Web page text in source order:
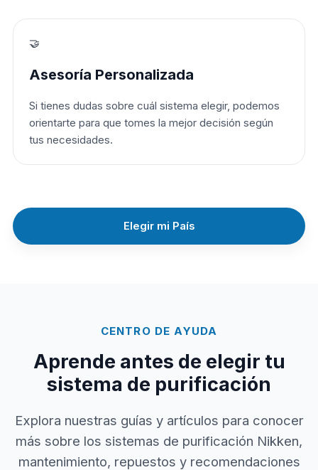
🤝
Asesoría Personalizada
Si tienes dudas sobre cuál sistema elegir, podemos
orientarte para que tomes la mejor decisión según
tus necesidades.
Elegir mi País
CENTRO DE AYUDA
Aprende antes de elegir tu
sistema de purificación
Explora nuestras guías y artículos para conocer
más sobre los sistemas de purificación Nikken,
mantenimiento, repuestos y recomendaciones